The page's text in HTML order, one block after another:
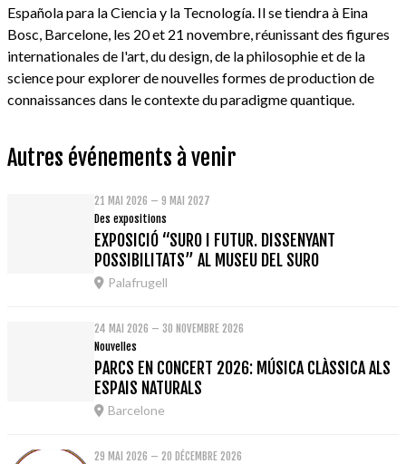
Española para la Ciencia y la Tecnología. Il se tiendra à Eina
Bosc, Barcelone, les 20 et 21 novembre, réunissant des figures
internationales de l'art, du design, de la philosophie et de la
science pour explorer de nouvelles formes de production de
connaissances dans le contexte du paradigme quantique.
Autres événements à venir
21 MAI 2026 – 9 MAI 2027
Des expositions
EXPOSICIÓ “SURO I FUTUR. DISSENYANT
POSSIBILITATS” AL MUSEU DEL SURO
Palafrugell
24 MAI 2026 – 30 NOVEMBRE 2026
Nouvelles
PARCS EN CONCERT 2026: MÚSICA CLÀSSICA ALS
ESPAIS NATURALS
Barcelone
29 MAI 2026 – 20 DÉCEMBRE 2026